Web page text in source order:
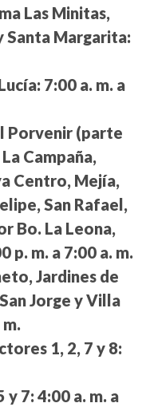
Las Minitas,
Santa Margarita:
7:00 a. m. a
Porvenir (parte
Campaña,
Centro, Mejía,
San Rafael,
Bo. La Leona,
p. m. a 7:00 a. m.
Jardines de
Jorge y Villa
1, 2, 7 y 8:
y 7: 4:00 a. m. a